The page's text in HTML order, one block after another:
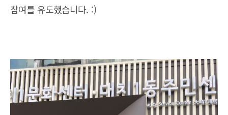
참여를 유도했습니다. :)